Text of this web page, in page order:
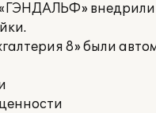
внедрили
8» были